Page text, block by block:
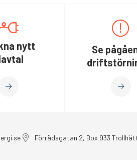
nytt
Se
Förrådsgatan 2, Box 933